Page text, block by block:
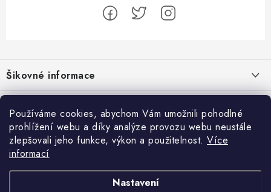
Používáme cookies, abychom Vám umožnili pohodlné
prohlížení webu a díky analýze provozu webu neustále
zlepšovali jeho funkce, výkon a použitelnost. Více
informací
Nastavení
á
p
a
Šikovné informace
Ceník dopravy
Moje objednávka
Jak vyměnit nebo vrátit zboží
Jak reklamovat
Běžecké zajímavosti
Proč jít běhat právě o víkendu?
Bolest holeně nemusí znamenat zánět okostice
Přijímáme online platby
Facebook